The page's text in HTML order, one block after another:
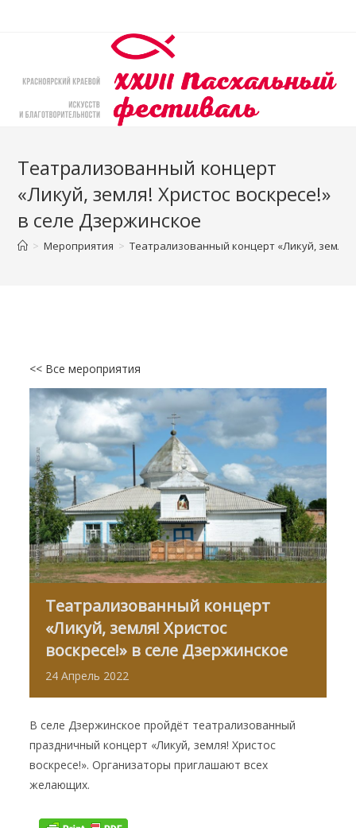
Театрализованный концерт
«Ликуй, земля! Христос воскресе!»
в селе Дзержинское
> Мероприятия > Театрализованный концерт «Ликуй, земля!
<< Все мероприятия
Театрализованный концерт
«Ликуй, земля! Христос
воскресе!» в селе Дзержинское
24 Апрель 2022
В селе Дзержинское пройдёт театрализованный
праздничный концерт «Ликуй, земля! Христос
воскресе!». Организаторы приглашают всех
желающих.